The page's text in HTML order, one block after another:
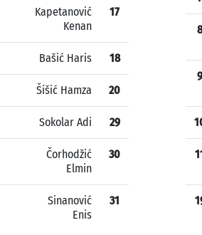
Kapetanović
Kenan
17
Bašić Haris 18
Šišić Hamza 20
Sokolar Adi 29
Čorhodžić
Elmin
30
Sinanović
Enis
31
8
9